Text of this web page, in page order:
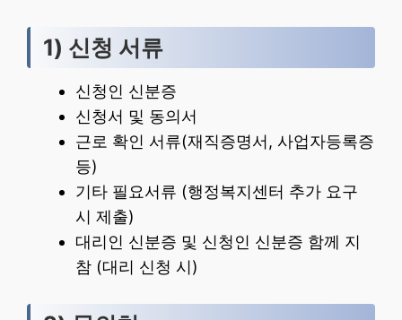
1) 신청 서류
신청인 신분증
신청서 및 동의서
근로 확인 서류(재직증명서, 사업자등록증
등)
기타 필요서류 (행정복지센터 추가 요구
시 제출)
대리인 신분증 및 신청인 신분증 함께 지
참 (대리 신청 시)